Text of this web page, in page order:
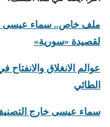
ملف خاص.. سماء عيسى
لقصيدة «سورية»
عوالم الانغلاق
الطائي
سماء عيسى خارج